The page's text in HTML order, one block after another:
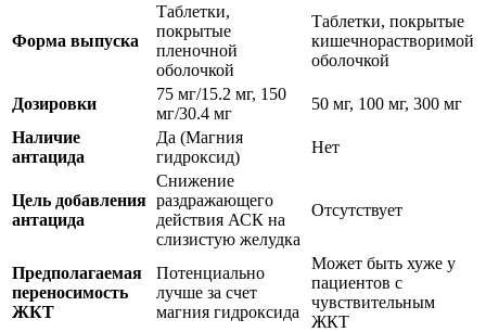
Форма выпуска
Таблетки,
покрытые
пленочной
оболочкой
Таблетки, покрытые
кишечнорастворимой
оболочкой
Дозировки
75 мг/15.2 мг, 150
мг/30.4 мг
50 мг, 100 мг, 300 мг
Наличие
антацида
Да (Магния
гидроксид)
Нет
Цель добавления
антацида
Снижение
раздражающего
действия АСК на
слизистую желудка
Отсутствует
Предполагаемая
переносимость
ЖКТ
Потенциально
лучше за счет
магния гидроксида
Может быть хуже у
пациентов с
чувствительным
ЖКТ